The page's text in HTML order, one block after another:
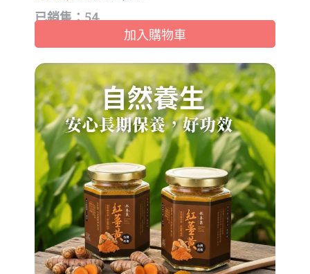
已銷售：54
加入購物車